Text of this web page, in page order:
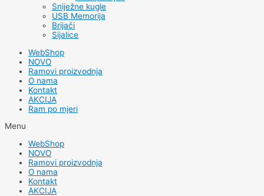
Sniježne kugle
USB Memorija
Brijači
Sijalice
WebShop
NOVO
Ramovi proizvodnja
O nama
Kontakt
AKCIJA
Ram po mjeri
Menu
WebShop
NOVO
Ramovi proizvodnja
O nama
Kontakt
AKCIJA